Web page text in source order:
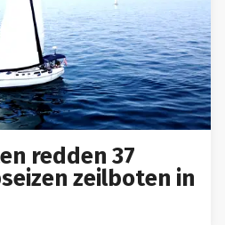
redden 37
zeilboten in